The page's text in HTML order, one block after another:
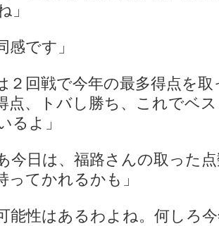
」
感です」
２回戦で今年の最多得点を
点、トバし勝ち、これでベ
るよ」
今日は、福路さんの取った
ってかれるかも」
能性はあるわよね。何しろ